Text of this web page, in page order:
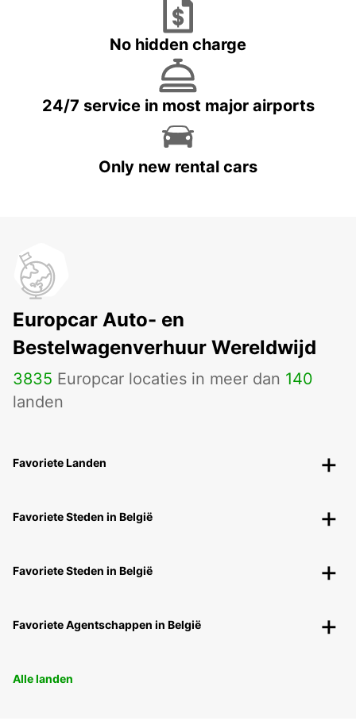
No hidden charge
24/7 service in most major airports
Only new rental cars
Europcar Auto- en
Bestelwagenverhuur Wereldwijd
3835 Europcar locaties in meer dan 140
landen
Favoriete Landen
Favoriete Steden in België
Favoriete Steden in België
Favoriete Agentschappen in België
Alle landen